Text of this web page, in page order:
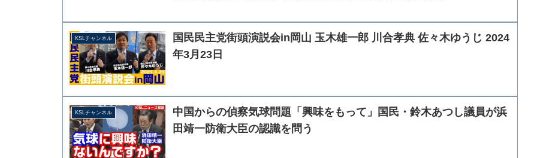
KSLチャンネル
国民民主党街頭演説会in岡山 玉木雄一郎 川合孝典 佐々木ゆうじ 2024
年3月23日
KSLチャンネル
中国からの偵察気球問題「興味をもって」国民・鈴木あつし議員が浜
田靖一防衛大臣の認識を問う